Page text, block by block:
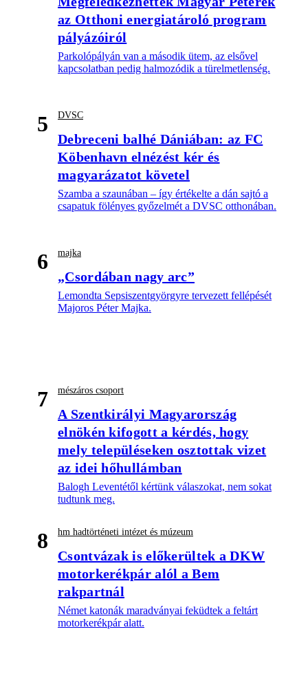
az Otthoni energiatároló program
pályázóiról
Parkolópályán van a második ütem, az elsővel
kapcsolatban pedig halmozódik a türelmetlenség.
5 DVSC
Debreceni balhé Dániában: az FC
Köbenhavn elnézést kér és
magyarázatot követel
Szamba a szaunában – így értékelte a dán sajtó a
csapatuk fölényes győzelmét a DVSC otthonában.
6 majka
„Csordában nagy arc”
Lemondta Sepsiszentgyörgyre tervezett fellépését
Majoros Péter Majka.
7 mészáros csoport
A Szentkirályi Magyarország
elnökén kifogott a kérdés, hogy
mely településeken osztottak vizet
az idei hőhullámban
Balogh Leventétől kértünk válaszokat, nem sokat
tudtunk meg.
8 hm hadtörténeti intézet és múzeum
Csontvázak is előkerültek a DKW
motorkerékpár alól a Bem
rakpartnál
Német katonák maradványai feküdtek a feltárt
motorkerékpár alatt.